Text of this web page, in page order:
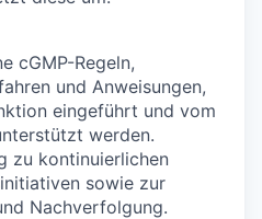
cGMP-Regeln,
und Anweisungen,
eingeführt und vom
werden.
zu kontinuierlichen
sowie zur
Nachverfolgung.